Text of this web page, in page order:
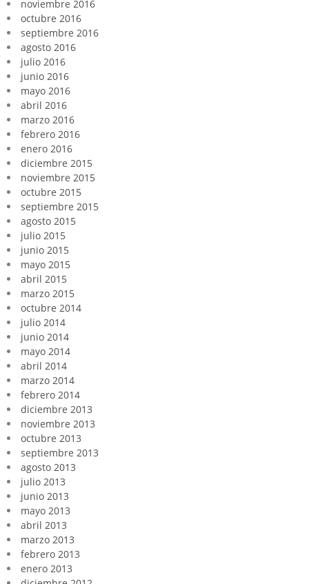
noviembre 2016
octubre 2016
septiembre 2016
agosto 2016
julio 2016
junio 2016
mayo 2016
abril 2016
marzo 2016
febrero 2016
enero 2016
diciembre 2015
noviembre 2015
octubre 2015
septiembre 2015
agosto 2015
julio 2015
junio 2015
mayo 2015
abril 2015
marzo 2015
octubre 2014
julio 2014
junio 2014
mayo 2014
abril 2014
marzo 2014
febrero 2014
diciembre 2013
noviembre 2013
octubre 2013
septiembre 2013
agosto 2013
julio 2013
junio 2013
mayo 2013
abril 2013
marzo 2013
febrero 2013
enero 2013